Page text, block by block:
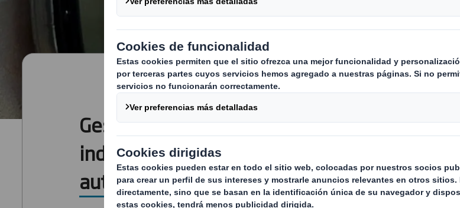
Gestión de residuos
industriales en el sector del
automóvil